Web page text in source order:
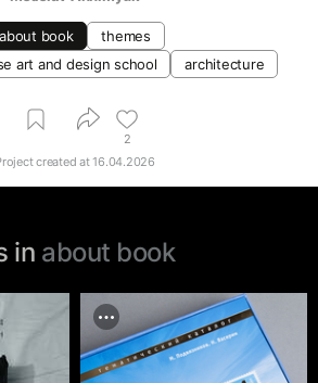
about book
themes
art and design school
architecture
2
created at16.04.2026
in about book